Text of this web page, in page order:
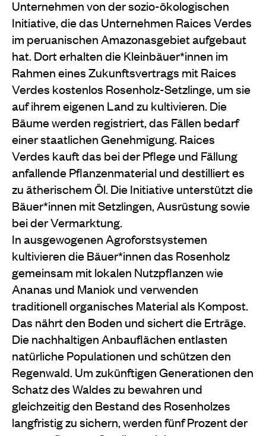
Unternehmen von der sozio-ökologischen
Initiative, die das Unternehmen Raices Verdes
im peruanischen Amazonasgebiet aufgebaut
hat. Dort erhalten die Kleinbäuer*innen im
Rahmen eines Zukunftsvertrags mit Raices
Verdes kostenlos Rosenholz-Setzlinge, um sie
auf ihrem eigenen Land zu kultivieren. Die
Bäume werden registriert, das Fällen bedarf
einer staatlichen Genehmigung. Raices
Verdes kauft das bei der Pflege und Fällung
anfallende Pflanzenmaterial und destilliert es
zu ätherischem Öl. Die Initiative unterstützt die
Bäuer*innen mit Setzlingen, Ausrüstung sowie
bei der Vermarktung.
In ausgewogenen Agroforstsystemen
kultivieren die Bäuer*innen das Rosenholz
gemeinsam mit lokalen Nutzpflanzen wie
Ananas und Maniok und verwenden
traditionell organisches Material als Kompost.
Das nährt den Boden und sichert die Erträge.
Die nachhaltigen Anbauflächen entlasten
natürliche Populationen und schützen den
Regenwald. Um zukünftigen Generationen den
Schatz des Waldes zu bewahren und
gleichzeitig den Bestand des Rosenholzes
langfristig zu sichern, werden fünf Prozent der